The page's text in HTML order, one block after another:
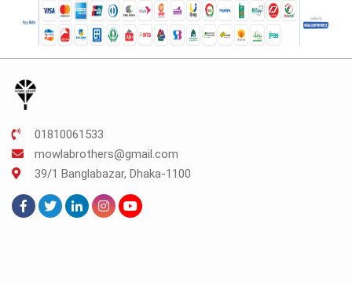
01810061533
mowlabrothers@gmail.com
39/1 Banglabazar, Dhaka-1100